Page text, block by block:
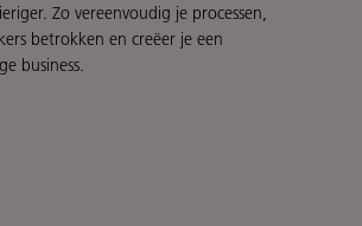
Zo vereenvoudig je processen,
betrokken en creëer je een
business.